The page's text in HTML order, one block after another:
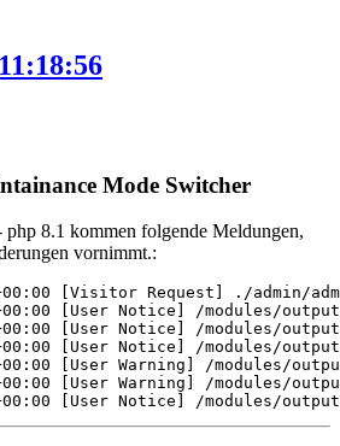
Mode Switcher
8.1 kommen folgende Meldungen,
vornimmt.:
[Visitor Request] ./admin/
[User Notice] /modules/
[User Notice] /modules/
[User Notice] /modules/
[User Warning] /
[User Warning] /
[User Notice] /modules/